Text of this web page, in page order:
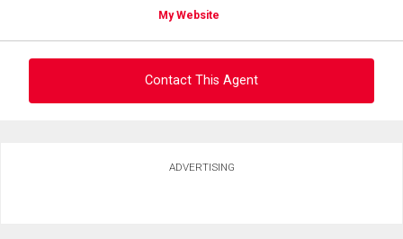
My Website
Contact This Agent
ADVERTISING